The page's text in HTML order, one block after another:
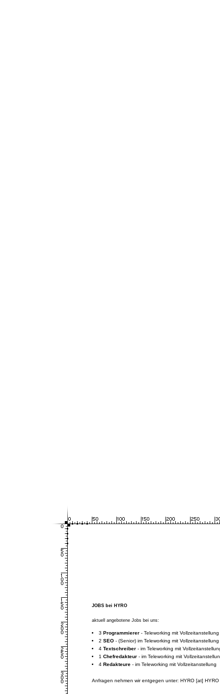
JOBS bei HYRO
aktuell angebotene Jobs bei uns:
3 Programmierer - Teleworking mit Vollzeitanstellung
2 SEO - (Senior) im Teleworking mit Vollzeitanstellung
4 Textschreiber - im Teleworking mit
1 Chefredakteur - im Teleworking mit
4 Redakteure - im Teleworking mit Vollzeitanstellung
Anfragen nehmen wir entgegen unter: HYRO [at]